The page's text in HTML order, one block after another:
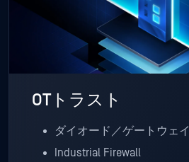
OTトラスト
ダイオード／ゲートウェイ
Industrial Firewall